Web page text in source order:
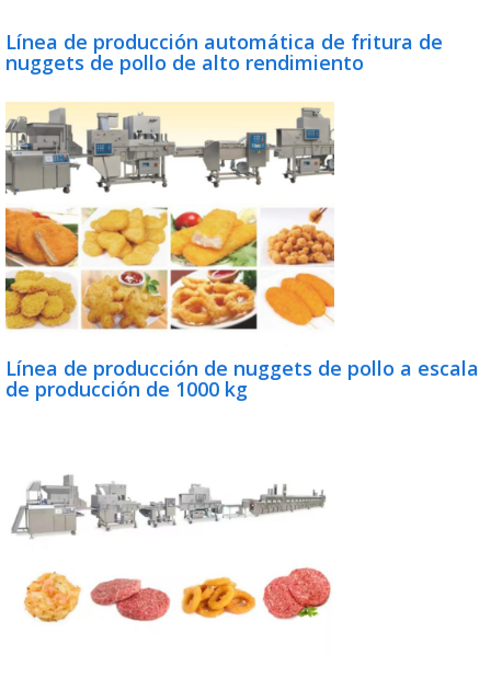
Línea de producción automática de fritura de
nuggets de pollo de alto rendimiento
Línea de producción de nuggets de pollo a escala
de producción de 1000 kg